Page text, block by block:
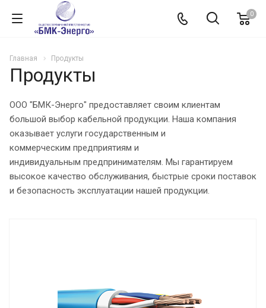
0
Главная Продукты
Продукты
ООО "БМК-Энерго" предоставляет своим клиентам
большой выбор кабельной продукции. Наша компания
оказывает услуги государственным и
коммерческим предприятиям и
индивидуальным предпринимателям. Мы гарантируем
высокое качество обслуживания, быстрые сроки поставок
и безопасность эксплуатации нашей продукции.